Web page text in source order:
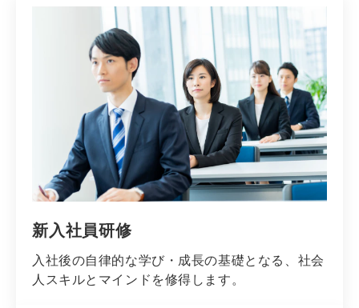
新入社員研修
入社後の自律的な学び・成長の基礎となる、社会
人スキルとマインドを修得します。